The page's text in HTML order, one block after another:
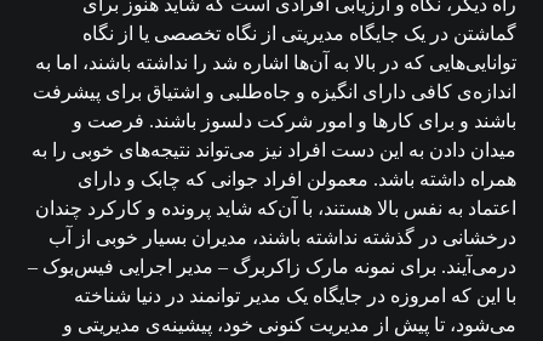
گماشتن در یک جایگاه مدیریتی از نگاه تخصصی یا از نگاه
توانایی‌هایی که در بالا به آن‌ها اشاره شد را نداشته باشند، اما به
اندازه‌ی کافی دارای انگیزه و جاه‌طلبی و اشتیاق برای پیشرفت
باشند و برای کارها و امور شرکت دلسوز باشند. فرصت و
میدان دادن به این دست افراد نیز می‌تواند نتیجه‌های خوبی را به
همراه داشته باشد. معمولن افراد جوانی که چابک و دارای
اعتماد به نفس بالا هستند، با آن‌که شاید پرونده و کارکرد چندان
درخشانی در گذشته نداشته باشند، مدیران بسیار خوبی از آب
درمی‌آیند. برای نمونه مارک زاکربرگ – مدیر اجرایی فیس‌بوک –
با این که امروزه در جایگاه یک مدیر توانمند در دنیا شناخته
می‌شود، تا پیش از مدیریت کنونی خود، پیشینه‌ی مدیریتی و